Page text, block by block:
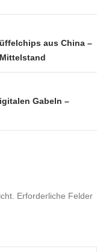
aus China –
Gabeln –
Erforderliche Felder